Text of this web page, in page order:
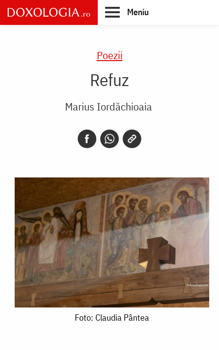
Skip
to
main
Meniu
Poezii
Refuz
Marius Iordăchioaia
Foto: Claudia Pântea